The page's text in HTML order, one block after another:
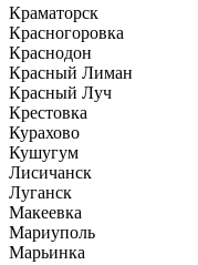
Краматорск
Красногоровка
Краснодон
Красный Лиман
Красный Луч
Крестовка
Курахово
Кушугум
Лисичанск
Луганск
Макеевка
Мариуполь
Марьинка